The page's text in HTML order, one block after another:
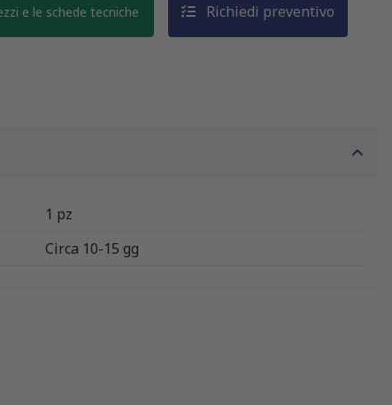
e le schede tecniche Richiedi preventivo
1 pz
Circa 10-15 gg